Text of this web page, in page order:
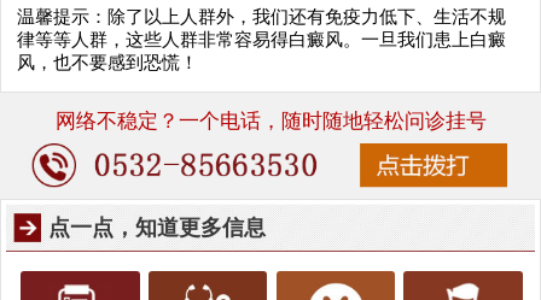
温馨提示：除了以上人群外，我们还有免疫力低下、生活不规
律等等人群，这些人群非常容易得白癜风。一旦我们患上白癜
风，也不要感到恐慌！
网络不稳定？一个电话，随时随地轻松问诊挂号
点一点，知道更多信息